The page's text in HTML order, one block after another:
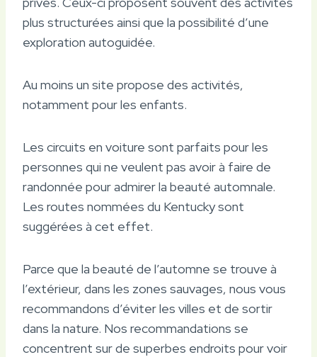
plus structurées ainsi que la possibilité d’une
exploration autoguidée.
Au moins un site propose des activités,
notamment pour les enfants.
Les circuits en voiture sont parfaits pour les
personnes qui ne veulent pas avoir à faire de
randonnée pour admirer la beauté automnale.
Les routes nommées du Kentucky sont
suggérées à cet effet.
Parce que la beauté de l’automne se trouve à
l’extérieur, dans les zones sauvages, nous vous
recommandons d’éviter les villes et de sortir
dans la nature. Nos recommandations se
concentrent sur de superbes endroits pour voir